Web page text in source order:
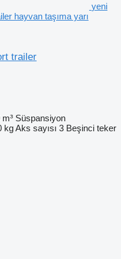
yeni
hayvan taşıma yarı
trailer
m³ Süspansiyon
kgAks sayısı 3 Beşinci teker